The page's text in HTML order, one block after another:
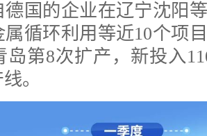
的企业在辽宁沈阳等
循环利用等近10个项
岛第8次扩产，新投入
。